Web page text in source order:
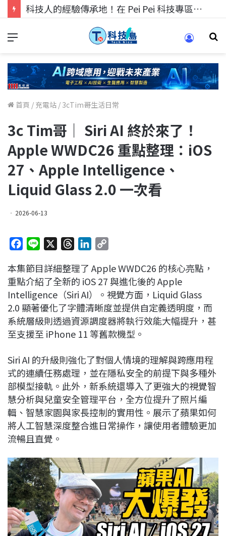
科技人找工作，就到TECH+ 科技專區!
首頁 / 充電站 / 3cTim哥生活日常
3c Tim哥｜ Siri AI 終於來了！
Apple WWDC26 重點整理：iOS
27、Apple Intelligence、
Liquid Glass 2.0 一次看
2026-06-13
c
e
b
o
o
k
n
e
r
e
a
d
s
n
k
e
d
I
n
p
y
L
i
n
k
本集節目詳細整理了 Apple WWDC26 的核心亮點，
重點介紹了全新的 iOS 27 與進化後的 Apple
Intelligence（Siri AI）。視覺方面，Liquid Glass
2.0 顯著優化了字體清晰度並提供自定義透明度，而
系統層級則透過資源調度器將執行效能大幅提升，甚
至支援至 iPhone 11 等舊款機型。
Siri AI 的升級則強化了對個人情境的理解與跨應用程
式的連續任務處理，並在隱私安全的前提下與多種外
部模型接軌。此外，新系統還導入了更強大的視覺智
慧分析與兒童安全管理平台，全方位提升了照片編
輯、智慧家園與家長控制的實用性。展示了蘋果如何
將人工智慧深度整合進日常操作，讓使用者體驗更加
流暢且直覺。